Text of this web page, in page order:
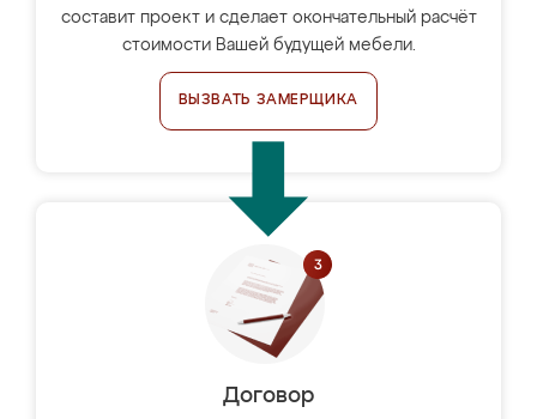
составит проект и сделает окончательный расчёт
стоимости Вашей будущей мебели.
ВЫЗВАТЬ ЗАМЕРЩИКА
Договор